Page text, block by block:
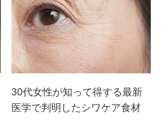
30代女性が知って得する最新
医学で判明したシワケア食材